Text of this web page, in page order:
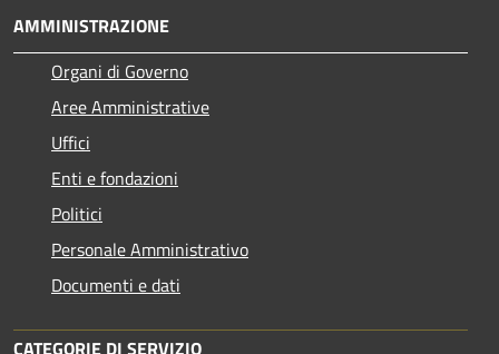
AMMINISTRAZIONE
Organi di Governo
Aree Amministrative
Uffici
Enti e fondazioni
Politici
Personale Amministrativo
Documenti e dati
CATEGORIE DI SERVIZIO